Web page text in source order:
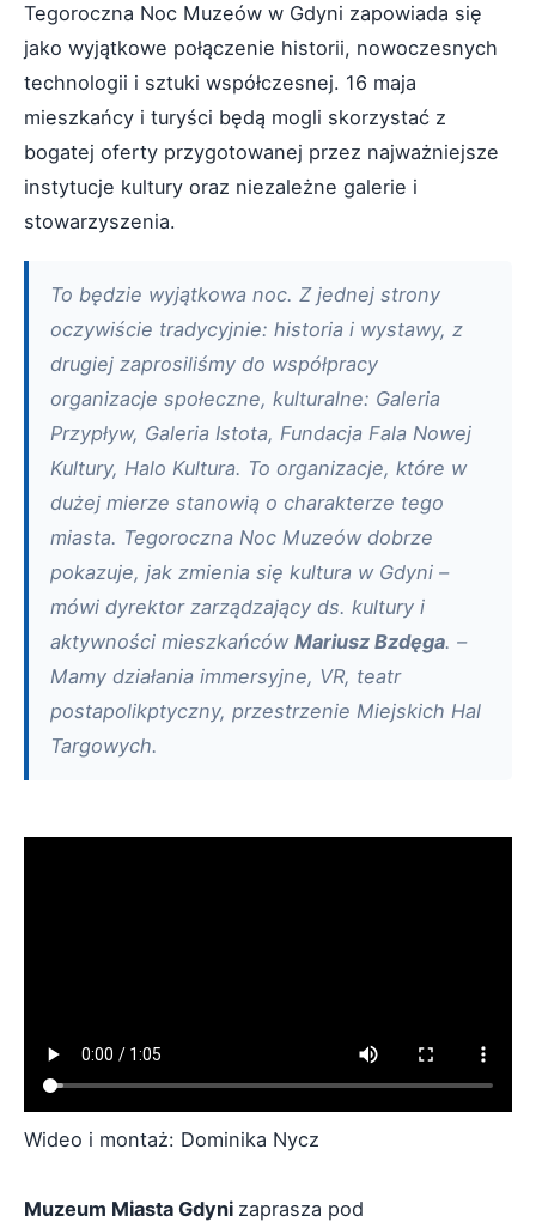
Tegoroczna Noc Muzeów w Gdyni zapowiada się
jako wyjątkowe połączenie historii, nowoczesnych
technologii i sztuki współczesnej. 16 maja
mieszkańcy i turyści będą mogli skorzystać z
bogatej oferty przygotowanej przez najważniejsze
instytucje kultury oraz niezależne galerie i
stowarzyszenia.
To będzie wyjątkowa noc. Z jednej strony
oczywiście tradycyjnie: historia i wystawy, z
drugiej zaprosiliśmy do współpracy
organizacje społeczne, kulturalne: Galeria
Przypływ, Galeria Istota, Fundacja Fala Nowej
Kultury, Halo Kultura. To organizacje, które w
dużej mierze stanowią o charakterze tego
miasta. Tegoroczna Noc Muzeów dobrze
pokazuje, jak zmienia się kultura w Gdyni –
mówi dyrektor zarządzający ds. kultury i
aktywności mieszkańców Mariusz Bzdęga. –
Mamy działania immersyjne, VR, teatr
postapolikptyczny, przestrzenie Miejskich Hal
Targowych.
Wideo i montaż: Dominika Nycz
Muzeum Miasta Gdyni zaprasza pod